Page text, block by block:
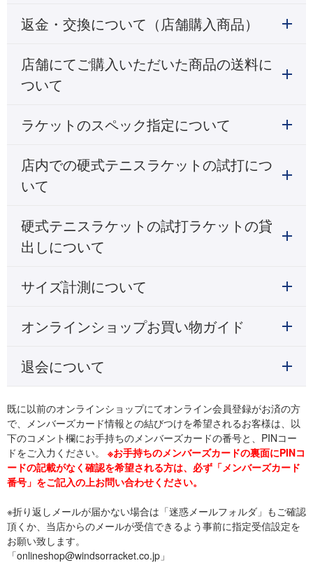
返金・交換について（店舗購入商品）
店舗にてご購入いただいた商品の送料に
ついて
ラケットのスペック指定について
店内での硬式テニスラケットの試打につ
いて
硬式テニスラケットの試打ラケットの貸
出しについて
サイズ計測について
オンラインショップお買い物ガイド
退会について
既に以前のオンラインショップにてオンライン会員登録がお済の方
で、メンバーズカード情報との結びつけを希望されるお客様は、以
下のコメント欄にお手持ちのメンバーズカードの番号と、PINコー
ドをご入力ください。 ※お手持ちのメンバーズカードの裏面にPINコ
ードの記載がなく確認を希望される方は、必ず「メンバーズカード
番号」をご記入の上お問い合わせください。
※折り返しメールが届かない場合は「迷惑メールフォルダ」もご確認
頂くか、当店からのメールが受信できるよう事前に指定受信設定を
お願い致します。
「onlineshop@windsorracket.co.jp」